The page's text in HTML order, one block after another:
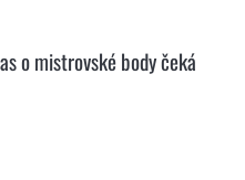
o mistrovské body čeká